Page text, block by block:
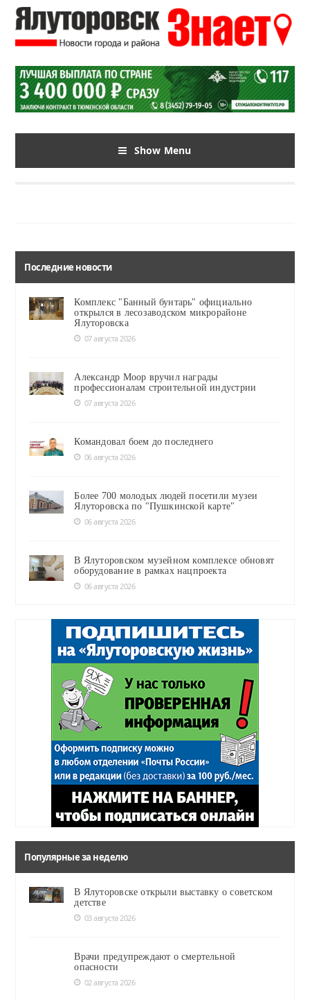
Show Menu
Последние новости
Комплекс "Банный бунтарь" официально
открылся в лесозаводском микрорайоне
Ялуторовска
07 августа 2026
Александр Моор вручил награды
профессионалам строительной индустрии
07 августа 2026
Командовал боем до последнего
06 августа 2026
Более 700 молодых людей посетили музеи
Ялуторовска по "Пушкинской карте"
06 августа 2026
В Ялуторовском музейном комплексе обновят
оборудование в рамках нацпроекта
06 августа 2026
Популярные за неделю
В Ялуторовске открыли выставку о советском
детстве
03 августа 2026
Врачи предупреждают о смертельной
опасности
02 августа 2026